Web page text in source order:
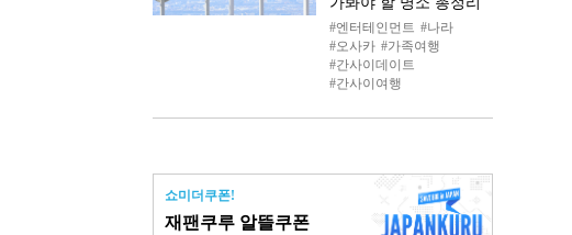
엔터테인먼트
나라
오사카
가족여행
간사이데이트
간사이여행
쇼미더쿠폰!
재팬쿠루 알뜰쿠폰